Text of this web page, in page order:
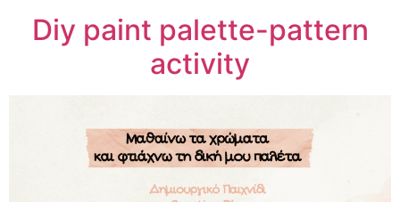
Diy paint palette-pattern
activity